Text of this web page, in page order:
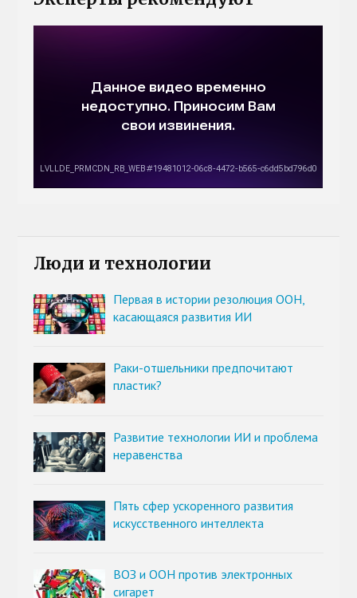
Люди и технологии
Первая в истории резолюция ООН,
касающаяся развития ИИ
Раки-отшельники предпочитают
пластик?
Развитие технологии ИИ и проблема
неравенства
Пять сфер ускоренного развития
искусственного интеллекта
ВОЗ и ООН против электронных
сигарет